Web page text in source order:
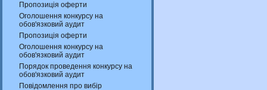
Пропозиція оферти
Оголошення конкурсу на
обов'язковий аудит
Пропозиція оферти
Оголошення конкурсу на
обов'язковий аудит
Порядок проведення конкурсу на
обов'язковий аудит
Повідомлення про вибір